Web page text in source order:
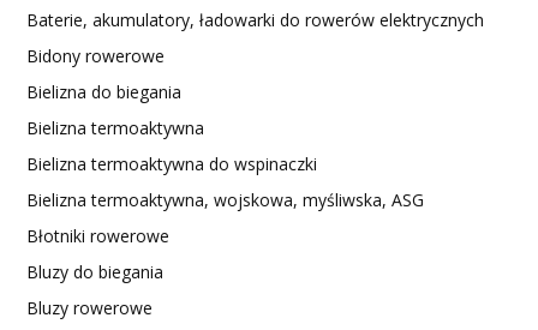
Baterie, akumulatory, ładowarki do rowerów elektrycznych
Bidony rowerowe
Bielizna do biegania
Bielizna termoaktywna
Bielizna termoaktywna do wspinaczki
Bielizna termoaktywna, wojskowa, myśliwska, ASG
Błotniki rowerowe
Bluzy do biegania
Bluzy rowerowe